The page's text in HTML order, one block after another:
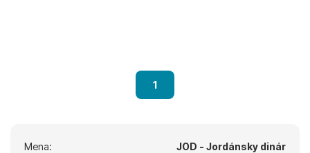
1
Mena: JOD - Jordánsky dinár